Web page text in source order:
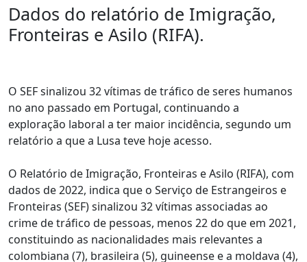
Dados do relatório de Imigração,
Fronteiras e Asilo (RIFA).
O SEF sinalizou 32 vítimas de tráfico de seres humanos
no ano passado em Portugal, continuando a
exploração laboral a ter maior incidência, segundo um
relatório a que a Lusa teve hoje acesso.
O Relatório de Imigração, Fronteiras e Asilo (RIFA), com
dados de 2022, indica que o Serviço de Estrangeiros e
Fronteiras (SEF) sinalizou 32 vítimas associadas ao
crime de tráfico de pessoas, menos 22 do que em 2021,
constituindo as nacionalidades mais relevantes a
colombiana (7), brasileira (5), guineense e a moldava (4),